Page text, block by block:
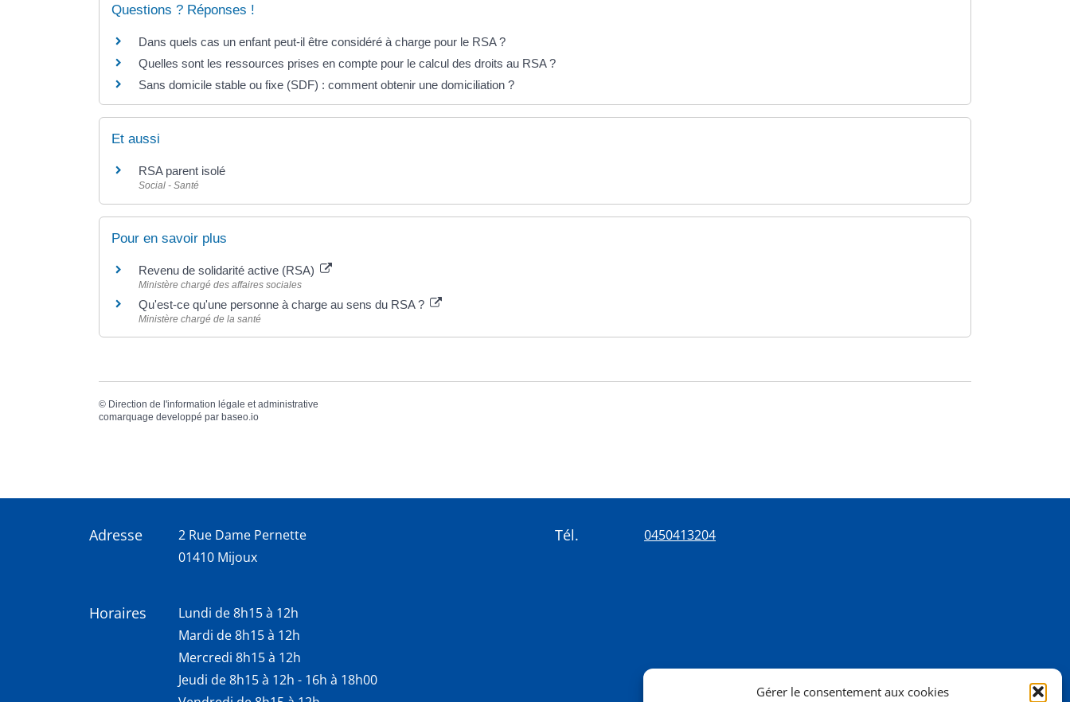
Gérer le consentement aux cookies
Questions ? Réponses !
Dans quels cas un enfant peut-il être considéré à charge pour le RSA ?
Quelles sont les ressources prises en compte pour le calcul des droits au RSA ?
Sans domicile stable ou fixe (SDF) : comment obtenir une domiciliation ?
Et aussi
RSA parent isolé
Social - Santé
Pour en savoir plus
Revenu de solidarité active (RSA)
Ministère chargé des affaires sociales
Qu'est-ce qu'une personne à charge au sens du RSA ?
Ministère chargé de la santé
© Direction de l'information légale et administrative
comarquage developpé par baseo.io
Adresse
2 Rue Dame Pernette
01410 Mijoux
Horaires
Lundi de 8h15 à 12h
Mardi de 8h15 à 12h
Mercredi 8h15 à 12h
Jeudi de 8h15 à 12h - 16h à 18h00
Tél. 0450413204